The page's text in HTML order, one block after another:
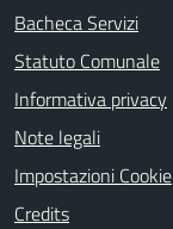
Bacheca Servizi
Statuto Comunale
Informativa privacy
Note legali
Impostazioni Cookie
Credits